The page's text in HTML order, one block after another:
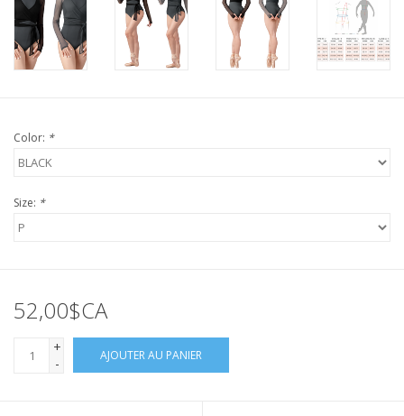
Color: *
Size: *
52,00$CA
+
-
AJOUTER AU PANIER